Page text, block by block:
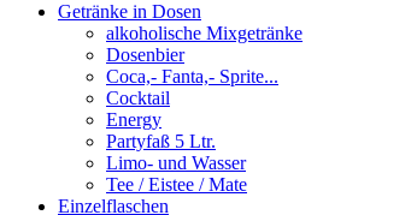
Getränke in Dosen
alkoholische Mixgetränke
Dosenbier
Coca,- Fanta,- Sprite...
Cocktail
Energy
Partyfaß 5 Ltr.
Limo- und Wasser
Tee / Eistee / Mate
Einzelflaschen